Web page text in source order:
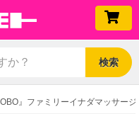
検索
』ファミリーイナダマッサー